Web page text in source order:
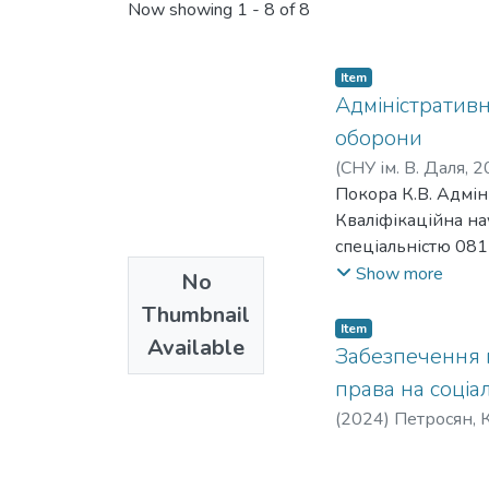
Now showing 1 - 8 of 8
No
Thumbnail
Available
Item
оборони
(СНУ ім. В. Даля,
Покора К.В.
Кваліфікаційна
спеціальністю
Міністерство
що базується на
зарубіжного
правового
приділено
відновлення.
Show more
Item
Забезпечення
права на
(2024) Петросян,